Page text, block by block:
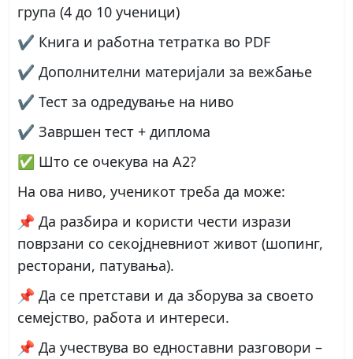
група (4 до 10 ученици)
✔ Книга и работна тетратка во PDF
✔ Дополнителни материјали за вежбање
✔ Тест за одредување на ниво
✔ Завршен тест + диплома
✅ Што се очекува на А2?
На ова ниво, ученикот треба да може:
📌 Да разбира и користи чести изрази
поврзани со секојдневниот живот (шопинг,
ресторани, патувања).
📌 Да се претстави и да зборува за своето
семејство, работа и интереси.
📌 Да учествува во едноставни разговори –